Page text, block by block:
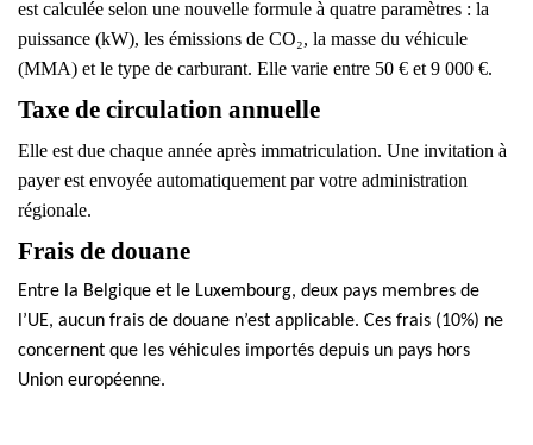
est calculée selon une nouvelle formule à quatre paramètres : la
puissance (kW), les émissions de CO₂, la masse du véhicule
(MMA) et le type de carburant. Elle varie entre 50 € et 9 000 €.
Taxe de circulation annuelle
Elle est due chaque année après immatriculation. Une invitation à
payer est envoyée automatiquement par votre administration
régionale.
Frais de douane
Entre la Belgique et le Luxembourg, deux pays membres de
l’UE, aucun frais de douane n’est applicable. Ces frais (10%) ne
concernent que les véhicules importés depuis un pays hors
Union européenne.